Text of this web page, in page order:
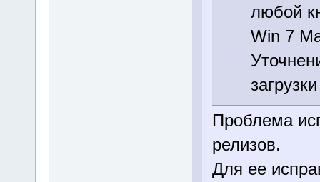
любой
Win 7
Проблема
релизов.
Для ее